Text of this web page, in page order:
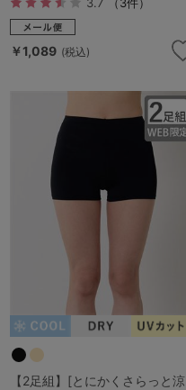
C65 C70 C75
D65 D70
E70 E75
F75
G65 G75
H75
M
LL
S-AB S-CD S-EF
M-AB
価格帯から探す
～999円
2,000～2,999円
セールアイテムから探す
セールアイテム
3.7 （3件）
￥1,089 (税込)
【2足組】[とにかくさらっと涼